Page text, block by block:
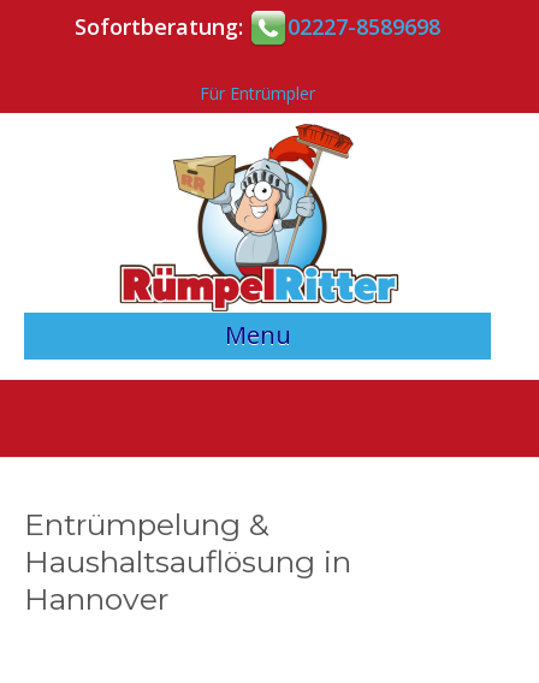
Sofortberatung: 02227-8589698
Für Entrümpler
Menu
> Angebotsvergleich starten <
Entrümpelung &
Haushaltsauflösung in
Hannover